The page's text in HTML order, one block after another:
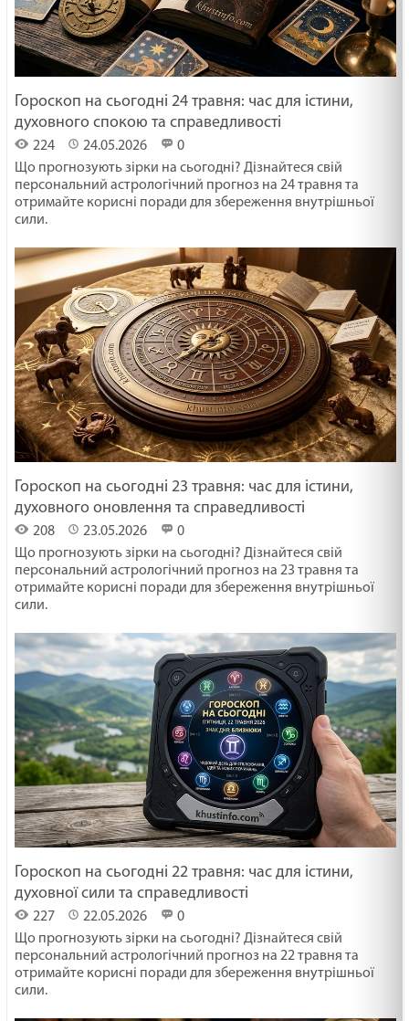
Гороскоп на сьогодні 24 травня: час для істини,
духовного спокою та справедливості
224 24.05.2026
0
Що прогнозують зірки на сьогодні? Дізнайтеся свій
персональний астрологічний прогноз на 24 травня та
отримайте корисні поради для збереження внутрішньої
сили.
Гороскоп на сьогодні 23 травня: час для істини,
духовного оновлення та справедливості
208 23.05.2026
0
Що прогнозують зірки на сьогодні? Дізнайтеся свій
персональний астрологічний прогноз на 23 травня та
отримайте корисні поради для збереження внутрішньої
сили.
Гороскоп на сьогодні 22 травня: час для істини,
духовної сили та справедливості
227 22.05.2026
0
Що прогнозують зірки на сьогодні? Дізнайтеся свій
персональний астрологічний прогноз на 22 травня та
отримайте корисні поради для збереження внутрішньої
сили.